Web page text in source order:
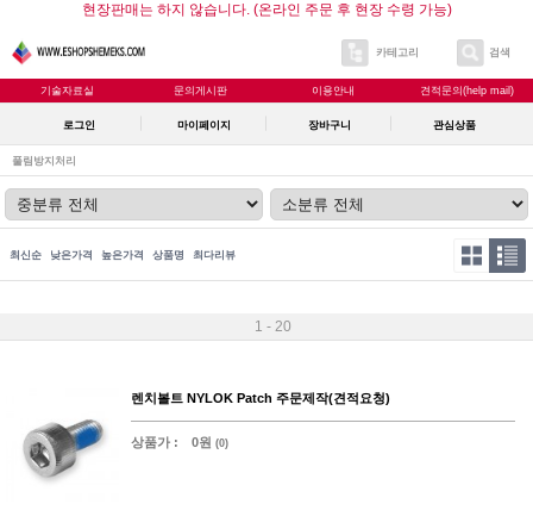
현장판매는 하지 않습니다. (온라인 주문 후 현장 수령 가능)
카테고리 검색
기술자료실 문의게시판 이용안내 견적문의(help mail)
로그인 마이페이지 장바구니 관심상품
풀림방지처리
최신순 낮은가격 높은가격 상품명 최다리뷰
1 - 20
렌치볼트 NYLOK Patch 주문제작(견적요청)
상품가 : 0원 (0)